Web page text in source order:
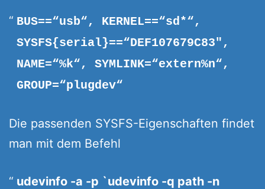
BUS==“usb“, KERNEL==“sd*“,
SYSFS{serial}==“DEF107679C83″,
NAME=“%k“, SYMLINK=“extern%n“,
GROUP=“plugdev“
Die passenden SYSFS-Eigenschaften findet
man mit dem Befehl
udevinfo -a -p `udevinfo -q path -n